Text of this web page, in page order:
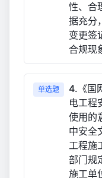
性、合
据充分
变更签
合规现
单选题
4.《国
电工程
使用的
中安全
工程施
部门规
施工单